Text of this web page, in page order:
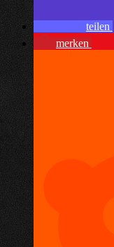
teilen
merken